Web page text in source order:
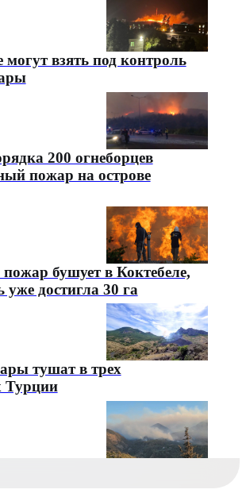
взять под контроль
200 огнеборцев
пожар на острове
бушует в Коктебеле,
уже достигла 30 га
тушат в трех
Турции